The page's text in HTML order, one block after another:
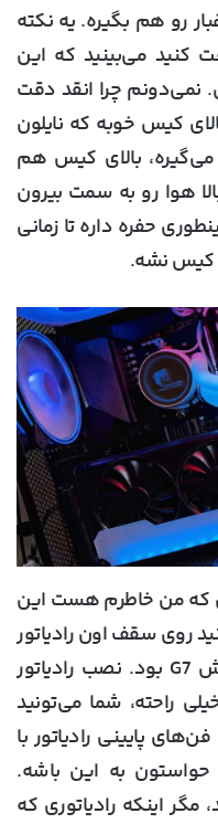
رو هم بگیره. یه نکته
کنید می‌بینید که این
چرا انقد دقت
کیس خوبه که نایلون
می‌گیره، بالای کیس هم
هوا رو به سمت بیرون
حفره داره تا زمانی
کیس نشه.
که من خاطرم هست این
روی سقف اون رادیاتور
360 میلی متری نصب کنید، اولیش G7 بود. نصب رادیاتور
راحته، شما می‌تونید
پایینی رادیاتور با
به این باشه.
اینکه رادیاتوری که